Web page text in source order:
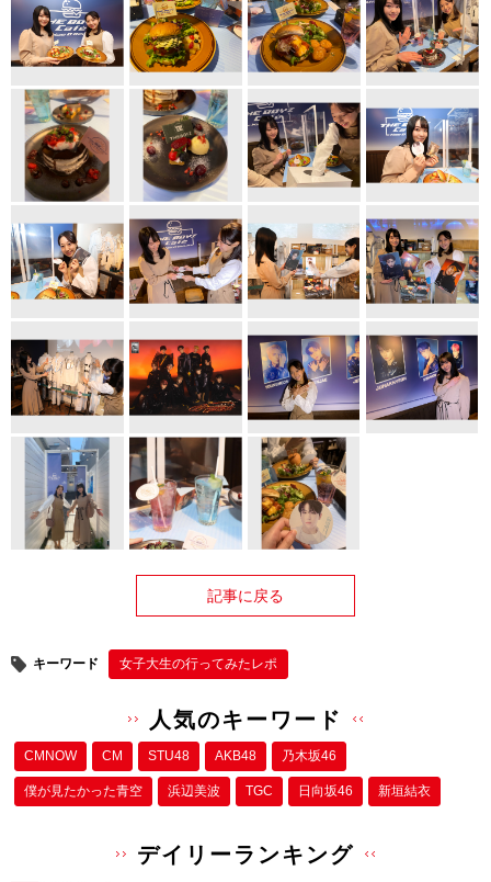
記事に戻る
キーワード 女子大生の行ってみたレポ
人気のキーワード
CMNOW CM STU48 AKB48 乃木坂46
僕が⾒たかった⻘空 浜辺美波 TGC 日向坂46 新垣結衣
デイリーランキング